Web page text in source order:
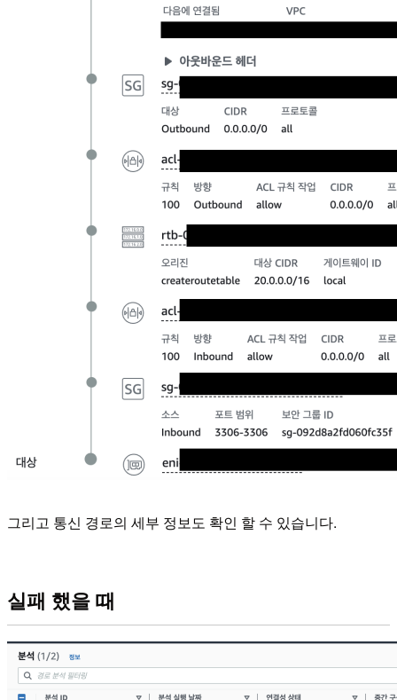
그리고 통신 경로의 세부 정보도 확인 할 수 있습니다.
실패 했을 때